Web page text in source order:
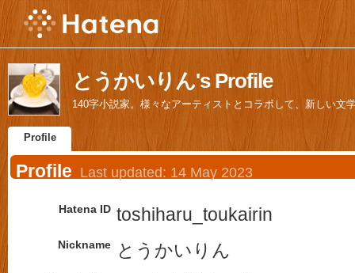
とうかいりん's Profile
140字小説家。様々なアーティストとコラボして、新しい文
Profile
Profile Last updated: 14 May 2023
Hatena ID toshiharu_toukairin
Nickname とうかいりん